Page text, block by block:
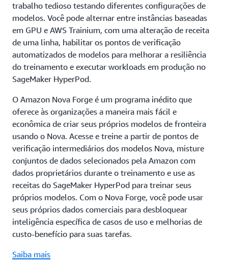
trabalho tedioso testando diferentes configurações de
modelos. Você pode alternar entre instâncias baseadas
em GPU e AWS Trainium, com uma alteração de receita
de uma linha, habilitar os pontos de verificação
automatizados de modelos para melhorar a resiliência
do treinamento e executar workloads em produção no
SageMaker HyperPod.
O Amazon Nova Forge é um programa inédito que
oferece às organizações a maneira mais fácil e
econômica de criar seus próprios modelos de fronteira
usando o Nova. Acesse e treine a partir de pontos de
verificação intermediários dos modelos Nova, misture
conjuntos de dados selecionados pela Amazon com
dados proprietários durante o treinamento e use as
receitas do SageMaker HyperPod para treinar seus
próprios modelos. Com o Nova Forge, você pode usar
seus próprios dados comerciais para desbloquear
inteligência específica de casos de uso e melhorias de
custo-benefício para suas tarefas.
Saiba mais